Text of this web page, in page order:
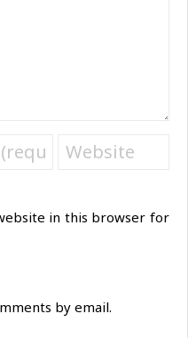
in this browser for
by email.